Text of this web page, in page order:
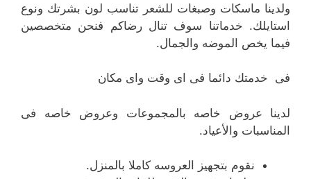
ولدينا ماسكات وصبغات للشعر تناسب لون بشرتك ونوع
استايلك. خدماتنا سوف تنال رضاكم فنحن متخصصين
فيما يخص الموضه والجمال.
فى خدمتك دائما فى اى وقت واى مكان
لدينا عروض خاصه بالمجموعات وعروض خاصه فى
المناسبات والأعياد.
نقوم بتجهيز العروسه كاملا بالمنزل.